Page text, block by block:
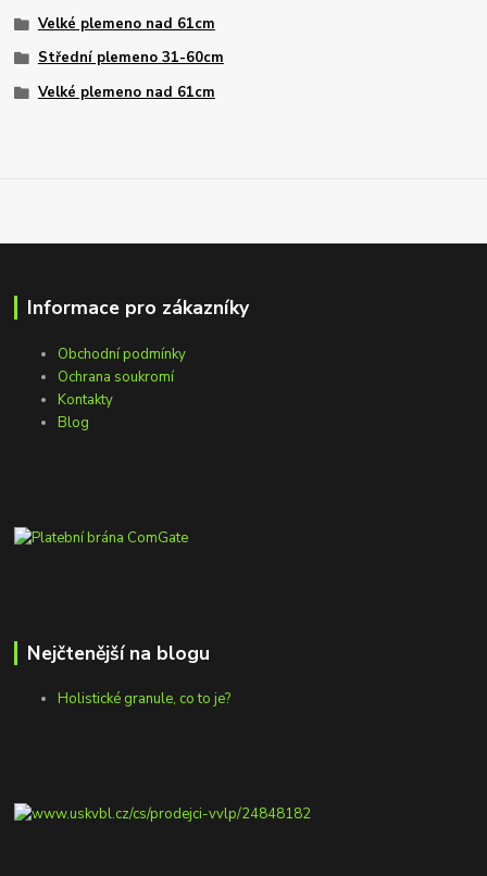
Velké plemeno nad 61cm
Střední plemeno 31-60cm
Velké plemeno nad 61cm
Informace pro zákazníky
Obchodní podmínky
Ochrana soukromí
Kontakty
Blog
Nejčtenější na blogu
Holistické granule, co to je?